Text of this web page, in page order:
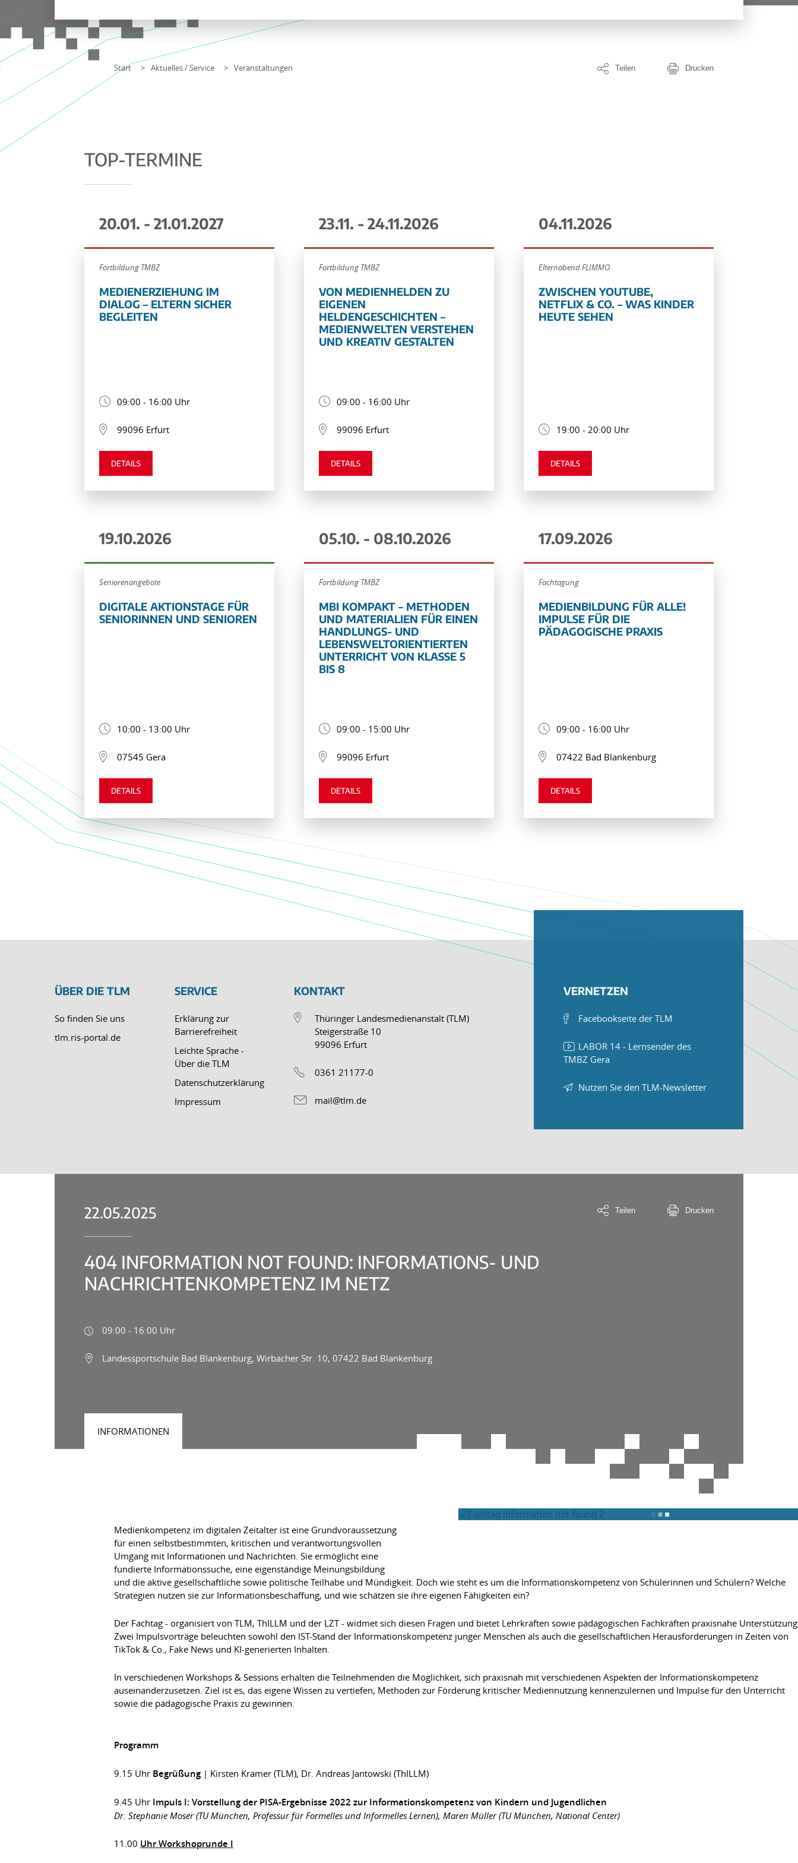
Start Aktuelles / Service Veranstaltungen Teilen Drucken
TOP-TERMINE
20.01. - 21.01.2027
Fortbildung TMBZ
MEDIENERZIEHUNG IM
DIALOG – ELTERN SICHER
BEGLEITEN
09:00 - 16:00 Uhr
99096 Erfurt
DETAILS
23.11. - 24.11.2026
Fortbildung TMBZ
VON MEDIENHELDEN ZU
EIGENEN
HELDENGESCHICHTEN –
MEDIENWELTEN VERSTEHEN
UND KREATIV GESTALTEN
09:00 - 16:00 Uhr
99096 Erfurt
DETAILS
04.11.2026
Elternabend FLIMMO
ZWISCHEN YOUTUBE,
NETFLIX & CO. – WAS KINDER
HEUTE SEHEN
19:00 - 20:00 Uhr
DETAILS
19.10.2026
Seniorenangebote
DIGITALE AKTIONSTAGE FÜR
SENIORINNEN UND SENIOREN
10:00 - 13:00 Uhr
07545 Gera
DETAILS
05.10. - 08.10.2026
Fortbildung TMBZ
MBI KOMPAKT – METHODEN
UND MATERIALIEN FÜR EINEN
HANDLUNGS- UND
LEBENSWELTORIENTIERTEN
UNTERRICHT VON KLASSE 5
BIS 8
09:00 - 15:00 Uhr
99096 Erfurt
DETAILS
17.09.2026
Fachtagung
MEDIENBILDUNG FÜR ALLE!
IMPULSE FÜR DIE
PÄDAGOGISCHE PRAXIS
09:00 - 16:00 Uhr
07422 Bad Blankenburg
DETAILS
ÜBER DIE TLM
So finden Sie uns
tlm.ris-portal.de
SERVICE
Erklärung zur
Barrierefreiheit
Leichte Sprache -
Über die TLM
Datenschutzerklärung
Impressum
KONTAKT
Thüringer Landesmedienanstalt (TLM)
Steigerstraße 10
99096 Erfurt
0361 21177-0
mail@tlm.de
VERNETZEN
Facebookseite der TLM
LABOR 14 - Lernsender des
TMBZ Gera
Nutzen Sie den TLM-Newsletter
22.05.2025 Teilen Drucken
404 INFORMATION NOT FOUND: INFORMATIONS- UND
NACHRICHTENKOMPETENZ IM NETZ
09:00 - 16:00 Uhr
Landessportschule Bad Blankenburg, Wirbacher Str. 10, 07422 Bad Blankenburg
INFORMATIONEN
Medienkompetenz im digitalen Zeitalter ist eine Grundvoraussetzung
für einen selbstbestimmten, kritischen und verantwortungsvollen
Umgang mit Informationen und Nachrichten. Sie ermöglicht eine
fundierte Informationssuche, eine eigenständige Meinungsbildung
und die aktive gesellschaftliche sowie politische Teilhabe und Mündigkeit. Doch wie steht es um die Informationskompetenz von Schülerinnen und Schülern? Welche
Strategien nutzen sie zur Informationsbeschaffung, und wie schätzen sie ihre eigenen Fähigkeiten ein?
Der Fachtag - organisiert von TLM, ThILLM und der LZT - widmet sich diesen Fragen und bietet Lehrkräften sowie pädagogischen Fachkräften praxisnahe
Zwei Impulsvorträge beleuchten sowohl den IST-Stand der Informationskompetenz junger Menschen als auch die gesellschaftlichen Herausforderungen in Zeiten von
TikTok & Co., Fake News und KI-generierten Inhalten.
In verschiedenen Workshops & Sessions erhalten die Teilnehmenden die Möglichkeit, sich praxisnah mit verschiedenen Aspekten der Informationskompetenz
auseinanderzusetzen. Ziel ist es, das eigene Wissen zu vertiefen, Methoden zur Förderung kritischer Mediennutzung kennenzulernen und Impulse für den Unterricht
sowie die pädagogische Praxis zu gewinnen.
Programm
9.15 Uhr Begrüßung | Kirsten Kramer (TLM), Dr. Andreas Jantowski (ThILLM)
9.45 Uhr Impuls I: Vorstellung der PISA-Ergebnisse 2022 zur Informationskompetenz von Kindern und Jugendlichen
Dr. Stephanie Moser (TU München, Professur für Formelles und Informelles Lernen), Maren Müller (TU München, National Center)
11.00 Uhr Workshoprunde I